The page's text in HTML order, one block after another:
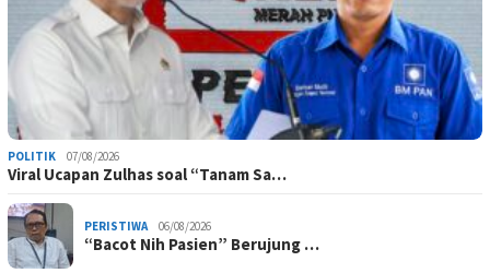
POLITIK 07/08/2026
Viral Ucapan Zulhas soal “Tanam Sa…
PERISTIWA 06/08/2026
“Bacot Nih Pasien” Berujung …